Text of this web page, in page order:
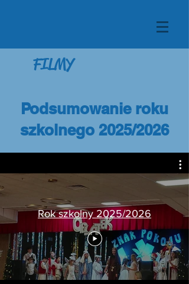
FILMY
Podsumowanie roku
szkolnego 2025/2026
Rok szkolny 2025/2026